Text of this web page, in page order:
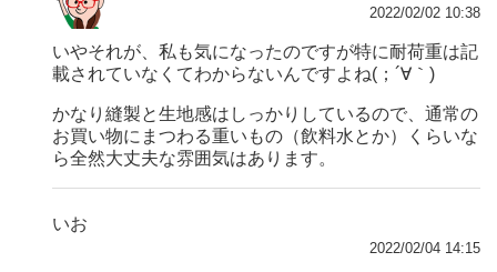
2022/02/02 10:38
いやそれが、私も気になったのですが特に耐荷重は記
載されていなくてわからないんですよね(；´∀｀)
かなり縫製と生地感はしっかりしているので、通常の
お買い物にまつわる重いもの（飲料水とか）くらいな
ら全然大丈夫な雰囲気はあります。
いお
2022/02/04 14:15